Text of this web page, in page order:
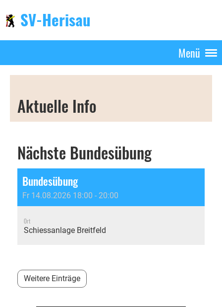
SV-Herisau
Menü
Aktuelle Info
Nächste Bundesübung
Bundesübung
Fr 14.08.2026 18:00 - 20:00
Ort
Schiessanlage Breitfeld
Weitere Einträge